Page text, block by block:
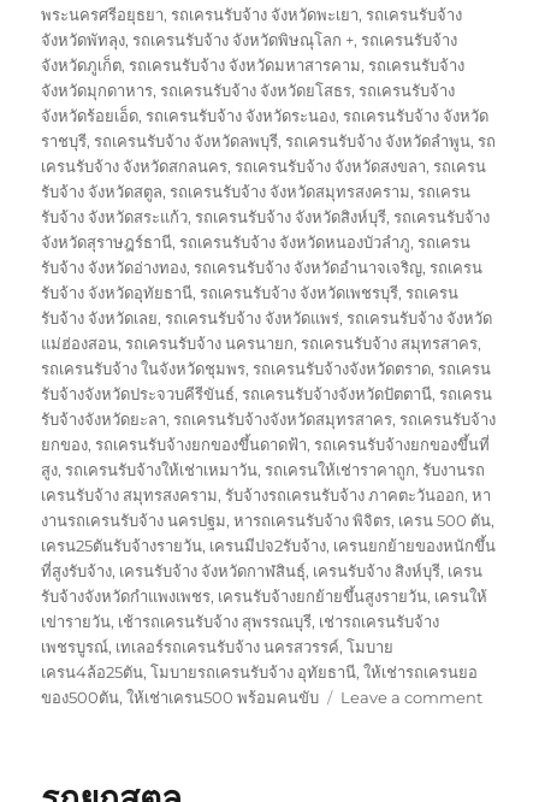
พระนครศรีอยุธยา,รถเครนรับจ้าง จังหวัดพะเยา,รถเครนรับจ้าง
จังหวัดพัทลุง,รถเครนรับจ้าง จังหวัดพิษณุโลก +,รถเครนรับจ้าง
จังหวัดภูเก็ต,รถเครนรับจ้าง จังหวัดมหาสารคาม,รถเครนรับจ้าง
จังหวัดมุกดาหาร,รถเครนรับจ้าง จังหวัดยโสธร,รถเครนรับจ้าง
จังหวัดร้อยเอ็ด,รถเครนรับจ้าง จังหวัดระนอง,รถเครนรับจ้าง จังหวัด
ราชบุรี,รถเครนรับจ้าง จังหวัดลพบุรี,รถเครนรับจ้าง จังหวัดลำพูน,รถ
เครนรับจ้าง จังหวัดสกลนคร,รถเครนรับจ้าง จังหวัดสงขลา,รถเครน
รับจ้าง จังหวัดสตูล,รถเครนรับจ้าง จังหวัดสมุทรสงคราม,รถเครน
รับจ้าง จังหวัดสระแก้ว,รถเครนรับจ้าง จังหวัดสิงห์บุรี,รถเครนรับจ้าง
จังหวัดสุราษฎร์ธานี,รถเครนรับจ้าง จังหวัดหนองบัวลำภู,รถเครน
รับจ้าง จังหวัดอ่างทอง,รถเครนรับจ้าง จังหวัดอำนาจเจริญ,รถเครน
รับจ้าง จังหวัดอุทัยธานี,รถเครนรับจ้าง จังหวัดเพชรบุรี,รถเครน
รับจ้าง จังหวัดเลย,รถเครนรับจ้าง จังหวัดแพร่,รถเครนรับจ้าง จังหวัด
แม่ฮ่องสอน,รถเครนรับจ้าง นครนายก,รถเครนรับจ้าง สมุทรสาคร,
รถเครนรับจ้าง ในจังหวัดชุมพร,รถเครนรับจ้างจังหวัดตราด,รถเครน
รับจ้างจังหวัดประจวบคีรีขันธ์,รถเครนรับจ้างจังหวัดปัตตานี,รถเครน
รับจ้างจังหวัดยะลา,รถเครนรับจ้างจังหวัดสมุทรสาคร,รถเครนรับจ้าง
ยกของ,รถเครนรับจ้างยกของขึ้นดาดฟ้า,รถเครนรับจ้างยกของขึ้นที่
สูง,รถเครนรับจ้างให้เช่าเหมาวัน,รถเครนให้เช่าราคาถูก,รับงานรถ
เครนรับจ้าง สมุทรสงคราม,รับจ้างรถเครนรับจ้าง ภาคตะวันออก,หา
งานรถเครนรับจ้าง นครปฐม,หารถเครนรับจ้าง พิจิตร, เครน 500 ตัน,
เครน25ตันรับจ้างรายวัน, เครนมีปจ2รับจ้าง, เครนยกย้ายของหนักขึ้น
ที่สูงรับจ้าง, เครนรับจ้าง จังหวัดกาฬสินธุ์, เครนรับจ้าง สิงห์บุรี, เครน
รับจ้างจังหวัดกำแพงเพชร, เครนรับจ้างยกย้ายขึ้นสูงรายวัน, เครนให้
เข่ารายวัน, เช้ารถเครนรับจ้าง สุพรรณบุรี, เช่ารถเครนรับจ้าง
เพชรบูรณ์, เทเลอร์รถเครนรับจ้าง นครสวรรค์,โมบาย
เครน4ล้อ25ตัน,โมบายรถเครนรับจ้าง อุทัยธานี,ให้เช่ารถเครนยอ
ของ500ตัน,ให้เช่าเครน500 พร้อมคนขับ Leave a commenton